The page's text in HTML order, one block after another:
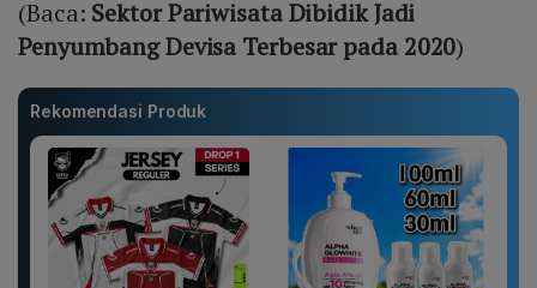
(Baca: Sektor Pariwisata Dibidik Jadi
Penyumbang Devisa Terbesar pada 2020)
Rekomendasi Produk